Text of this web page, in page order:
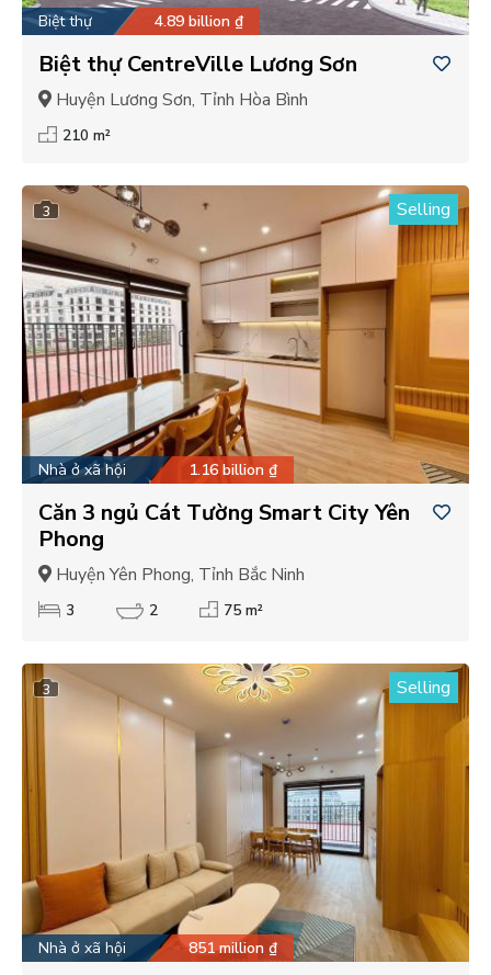
Biệt thự 4.89 billion ₫
Biệt thự CentreVille Lương Sơn
Huyện Lương Sơn, Tỉnh Hòa Bình
210 m²
3 Selling
Nhà ở xã hội 1.16 billion ₫
Căn 3 ngủ Cát Tường Smart City Yên
Phong
Huyện Yên Phong, Tỉnh Bắc Ninh
3 2 75 m²
3 Selling
Nhà ở xã hội 851 million ₫